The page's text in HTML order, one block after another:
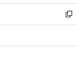
ウ
で
開
ン
ド
ウ
開
ウ
ィ
ン
ウ
し
い
ウ
ン
新
し
ウ